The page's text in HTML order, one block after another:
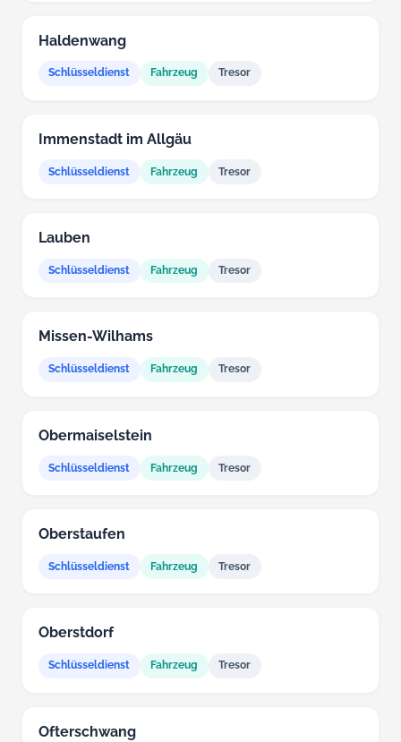
Haldenwang
Schlüsseldienst Fahrzeug Tresor
Immenstadt im Allgäu
Schlüsseldienst Fahrzeug Tresor
Lauben
Schlüsseldienst Fahrzeug Tresor
Missen-Wilhams
Schlüsseldienst Fahrzeug Tresor
Obermaiselstein
Schlüsseldienst Fahrzeug Tresor
Oberstaufen
Schlüsseldienst Fahrzeug Tresor
Oberstdorf
Schlüsseldienst Fahrzeug Tresor
Ofterschwang